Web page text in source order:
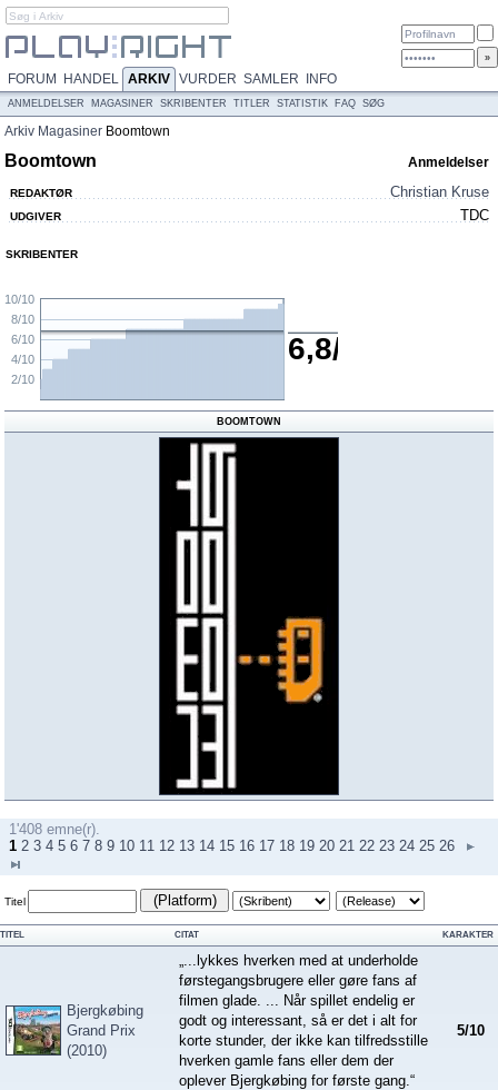
FORUM HANDEL ARKIV VURDER SAMLER INFO
ANMELDELSER MAGASINER SKRIBENTER TITLER STATISTIK FAQ SØG
Arkiv Magasiner Boomtown
Boomtown Anmeldelser
REDAKTØR Christian Kruse
UDGIVER TDC
SKRIBENTER
2/10
4/10
6/10
8/10
10/10
6,8/10
BOOMTOWN
1'408 emne(r).
1 2 3 4 5 6 7 8 9 10 11 12 13 14 15 16 17 18 19 20 21 22 23 24 25 26
Titel (Platform)
TITEL CITAT KARAKTER
Bjergkøbing
Grand Prix
(2010)
„...lykkes hverken med at underholde
førstegangsbrugere eller gøre fans af
filmen glade. ... Når spillet endelig er
godt og interessant, så er det i alt for
korte stunder, der ikke kan tilfredsstille
hverken gamle fans eller dem der
oplever Bjergkøbing for første gang.“
5/10